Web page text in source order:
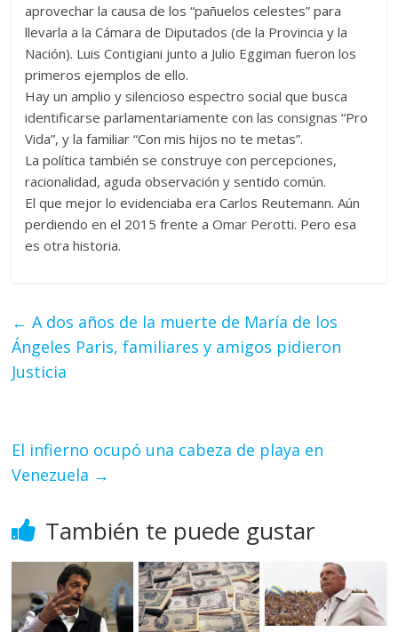
aprovechar la causa de los “pañuelos celestes” para
llevarla a la Cámara de Diputados (de la Provincia y la
Nación). Luis Contigiani junto a Julio Eggiman fueron los
primeros ejemplos de ello.
Hay un amplio y silencioso espectro social que busca
identificarse parlamentariamente con las consignas “Pro
Vida”, y la familiar “Con mis hijos no te metas”.
La política también se construye con percepciones,
racionalidad, aguda observación y sentido común.
El que mejor lo evidenciaba era Carlos Reutemann. Aún
perdiendo en el 2015 frente a Omar Perotti. Pero esa
es otra historia.
← A dos años de la muerte de María de los
Ángeles Paris, familiares y amigos pidieron
Justicia
El infierno ocupó una cabeza de playa en
Venezuela →
También te puede gustar